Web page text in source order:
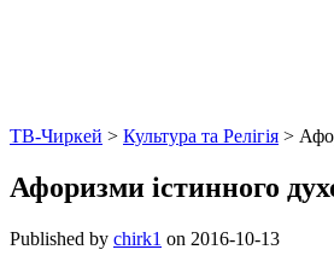
ТВ-Чиркей > Культура та Релігія >
Афоризми істинного
Published by chirk1 on 2016-10-13